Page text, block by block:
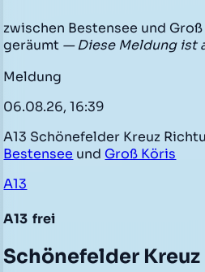
zwischen Bestensee und
geräumt — Diese Meldung ist
Meldung
06.08.26, 16:39
A13 Schönefelder Kreuz
Bestensee und Groß Köris
A13
A13 frei
Schönefelder